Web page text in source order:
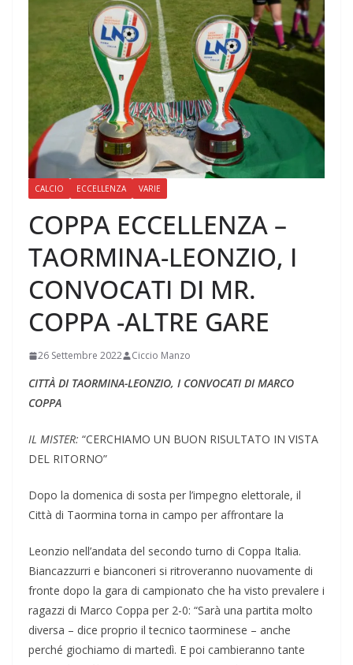
CALCIO ECCELLENZA VARIE
COPPA ECCELLENZA –
TAORMINA-LEONZIO, I
CONVOCATI DI MR.
COPPA -ALTRE GARE
26 Settembre 2022 Ciccio Manzo
CITTÀ DI TAORMINA-LEONZIO, I CONVOCATI DI MARCO
COPPA
IL MISTER: “CERCHIAMO UN BUON RISULTATO IN VISTA
DEL RITORNO”
Dopo la domenica di sosta per l’impegno elettorale, il
Città di Taormina torna in campo per affrontare la
Leonzio nell’andata del secondo turno di Coppa Italia.
Biancazzurri e bianconeri si ritroveranno nuovamente di
fronte dopo la gara di campionato che ha visto prevalere i
ragazzi di Marco Coppa per 2-0: “Sarà una partita molto
diversa – dice proprio il tecnico taorminese – anche
perché giochiamo di martedì. E poi cambieranno tante